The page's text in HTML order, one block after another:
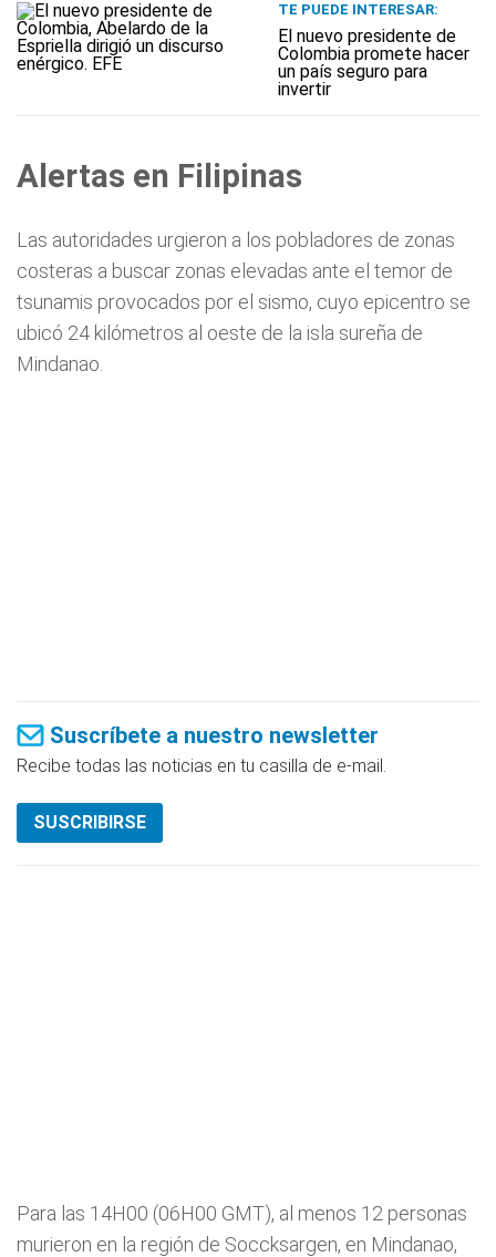
TE PUEDE INTERESAR:
El nuevo presidente de
Colombia promete hacer
un país seguro para
invertir
Alertas en Filipinas
Las autoridades urgieron a los pobladores de zonas
costeras a buscar zonas elevadas ante el temor de
tsunamis provocados por el sismo, cuyo epicentro se
ubicó 24 kilómetros al oeste de la isla sureña de
Mindanao.
Suscríbete a nuestro newsletter
Recibe todas las noticias en tu casilla de e-mail.
SUSCRIBIRSE
Para las 14H00 (06H00 GMT), al menos 12 personas
murieron en la región de Soccksargen, en Mindanao,